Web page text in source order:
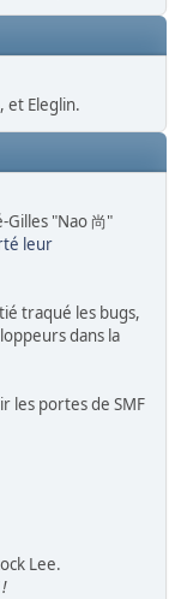
et Eleglin.
"Nao 尚"
leur
traqué les bugs,
dans la
les portes de SMF
Lee.